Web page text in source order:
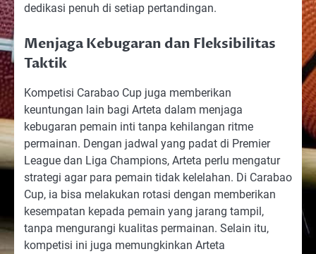
dedikasi penuh di setiap pertandingan.
Menjaga Kebugaran dan Fleksibilitas
Taktik
Kompetisi Carabao Cup juga memberikan
keuntungan lain bagi Arteta dalam menjaga
kebugaran pemain inti tanpa kehilangan ritme
permainan. Dengan jadwal yang padat di Premier
League dan Liga Champions, Arteta perlu mengatur
strategi agar para pemain tidak kelelahan. Di Carabao
Cup, ia bisa melakukan rotasi dengan memberikan
kesempatan kepada pemain yang jarang tampil,
tanpa mengurangi kualitas permainan. Selain itu,
kompetisi ini juga memungkinkan Arteta